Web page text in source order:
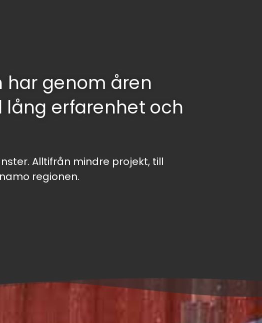
har genom åren
lång erfarenhet och
Alltifrån mindre projekt, till
regionen.